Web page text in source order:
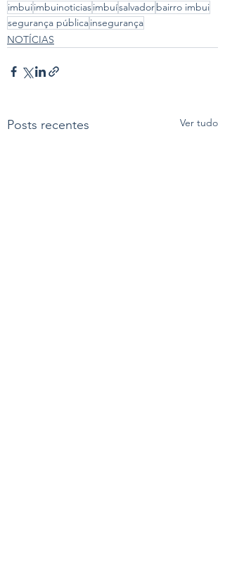
imbuiimbuinoticiasimbuísalvadorbairro imbui
segurança públicainsegurança
NOTÍCIAS
Posts recentes Ver tudo